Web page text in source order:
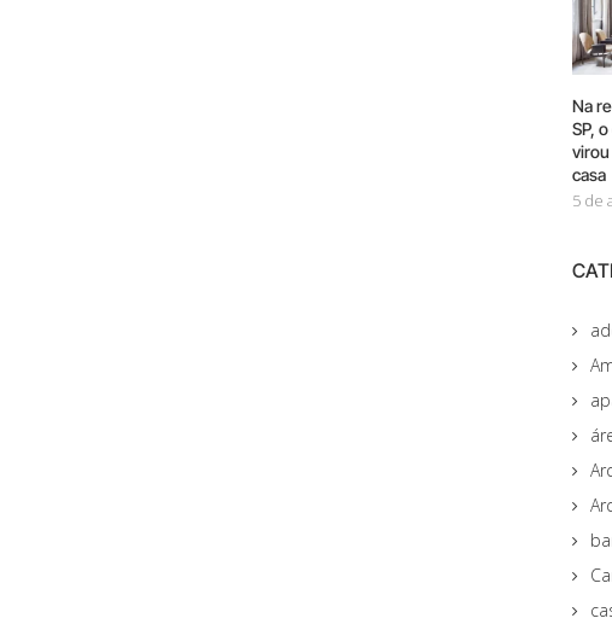
Na
SP,
casa
5 de